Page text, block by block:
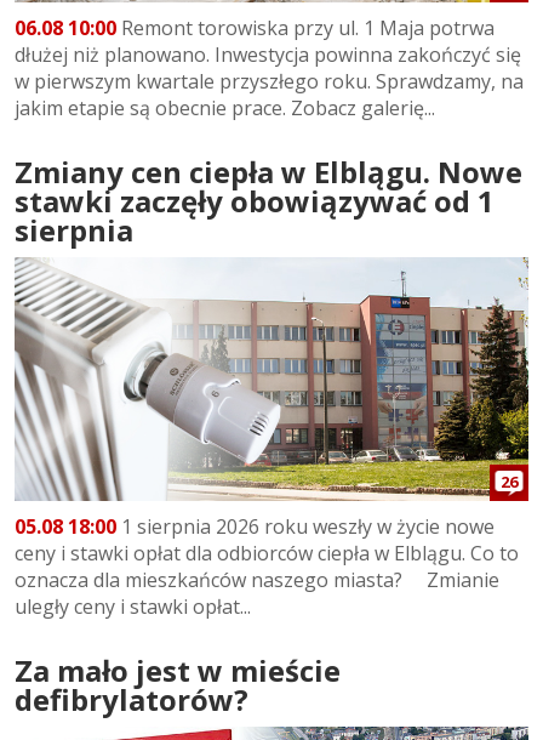
06.08 10:00 Remont torowiska przy ul. 1 Maja potrwa
dłużej niż planowano. Inwestycja powinna zakończyć się
w pierwszym kwartale przyszłego roku. Sprawdzamy, na
jakim etapie są obecnie prace. Zobacz galerię...
Zmiany cen ciepła w Elblągu. Nowe
stawki zaczęły obowiązywać od 1
sierpnia
26
05.08 18:00 1 sierpnia 2026 roku weszły w życie nowe
ceny i stawki opłat dla odbiorców ciepła w Elblągu. Co to
oznacza dla mieszkańców naszego miasta? Zmianie
uległy ceny i stawki opłat...
Za mało jest w mieście
defibrylatorów?